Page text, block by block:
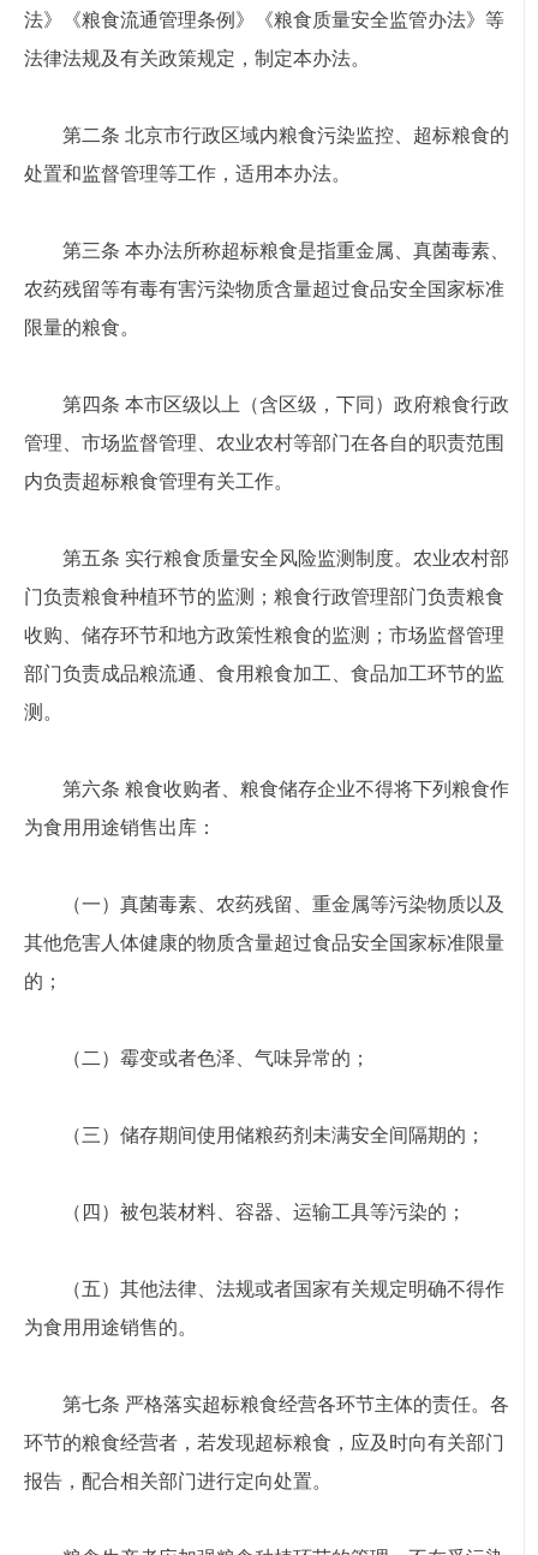
法》《粮食流通管理条例》《粮食质量安全监管办法》等
法律法规及有关政策规定，制定本办法。
第二条 北京市行政区域内粮食污染监控、超标粮食的
处置和监督管理等工作，适用本办法。
第三条 本办法所称超标粮食是指重金属、真菌毒素、
农药残留等有毒有害污染物质含量超过食品安全国家标准
限量的粮食。
第四条 本市区级以上（含区级，下同）政府粮食行政
管理、市场监督管理、农业农村等部门在各自的职责范围
内负责超标粮食管理有关工作。
第五条 实行粮食质量安全风险监测制度。农业农村部
门负责粮食种植环节的监测；粮食行政管理部门负责粮食
收购、储存环节和地方政策性粮食的监测；市场监督管理
部门负责成品粮流通、食用粮食加工、食品加工环节的监
测。
第六条 粮食收购者、粮食储存企业不得将下列粮食作
为食用用途销售出库：
（一）真菌毒素、农药残留、重金属等污染物质以及
其他危害人体健康的物质含量超过食品安全国家标准限量
的；
（二）霉变或者色泽、气味异常的；
（三）储存期间使用储粮药剂未满安全间隔期的；
（四）被包装材料、容器、运输工具等污染的；
（五）其他法律、法规或者国家有关规定明确不得作
为食用用途销售的。
第七条 严格落实超标粮食经营各环节主体的责任。各
环节的粮食经营者，若发现超标粮食，应及时向有关部门
报告，配合相关部门进行定向处置。